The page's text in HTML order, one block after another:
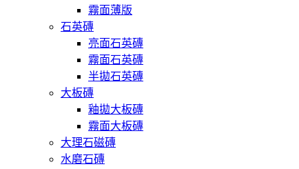
霧面薄版
石英磚
亮面石英磚
霧面石英磚
半拋石英磚
大板磚
釉拋大板磚
霧面大板磚
大理石磁磚
水磨石磚